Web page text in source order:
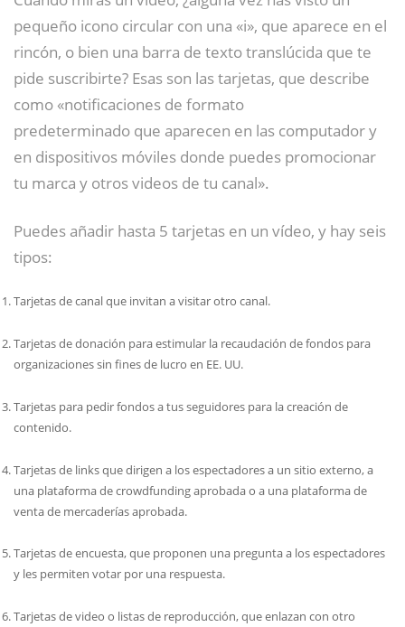
pequeño icono circular con una «i», que aparece en el
rincón, o bien una barra de texto translúcida que te
pide suscribirte? Esas son las tarjetas, que describe
como «notificaciones de formato
predeterminado que aparecen en las computador y
en dispositivos móviles donde puedes promocionar
tu marca y otros videos de tu canal».
Puedes añadir hasta 5 tarjetas en un vídeo, y hay seis
tipos:
Tarjetas de canal que invitan a visitar otro canal.
Tarjetas de donación para estimular la recaudación de fondos para
organizaciones sin fines de lucro en EE. UU.
Tarjetas para pedir fondos a tus seguidores para la creación de
contenido.
Tarjetas de links que dirigen a los espectadores a un sitio externo, a
una plataforma de crowdfunding aprobada o a una plataforma de
venta de mercaderías aprobada.
Tarjetas de encuesta, que proponen una pregunta a los espectadores
y les permiten votar por una respuesta.
Tarjetas de video o listas de reproducción, que enlazan con otro